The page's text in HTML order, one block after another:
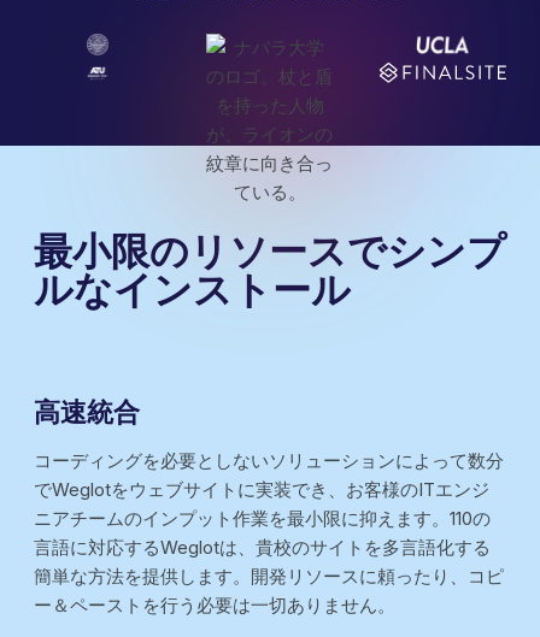
最小限のリソースでシンプ
ルなインストール
高速統合
コーディングを必要としないソリューションによって数分
でWeglotをウェブサイトに実装でき、お客様のITエンジ
ニアチームのインプット作業を最小限に抑えます。110の
言語に対応するWeglotは、貴校のサイトを多言語化する
簡単な方法を提供します。開発リソースに頼ったり、コピ
ー＆ペーストを行う必要は一切ありません。